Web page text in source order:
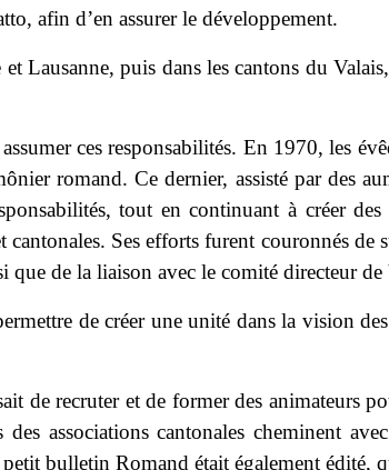
afin d’en assurer le développement.
Lausanne, puis dans les cantons du
ces responsabilités. En 1970, les
romand. Ce dernier, assisté par des
tout en continuant à créer
Ses efforts furent couronnés de
de la liaison avec le comité directeur
de créer une unité dans la vision
de recruter et de former des animateurs
associations cantonales cheminent
bulletin Romand était également édité,